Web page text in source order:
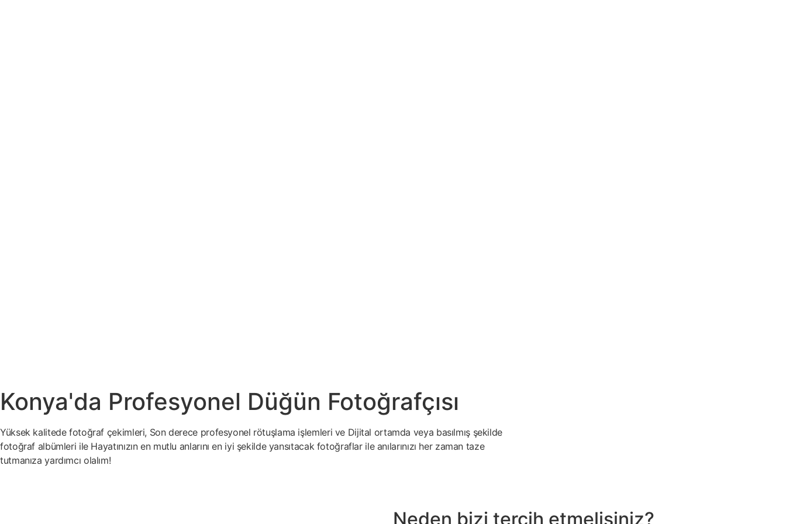
Konya'da Profesyonel Düğün Fotoğrafçısı
Yüksek kalitede fotoğraf çekimleri, Son derece profesyonel rötuşlama işlemleri ve Dijital ortamda veya basılmış şekilde
fotoğraf albümleri ile Hayatınızın en mutlu anlarını en iyi şekilde yansıtacak fotoğraflar ile anılarınızı her zaman taze
tutmanıza yardımcı olalım!
Neden bizi tercih etmelisiniz?